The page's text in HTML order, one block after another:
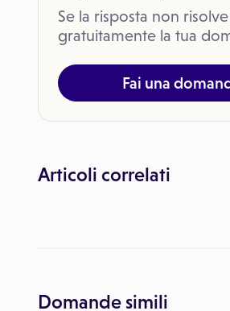
Se la risposta non
gratuitamente la tua
Fai una
Articoli correlati
Domande simili